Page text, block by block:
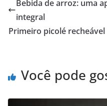
Bebida de arroz: uma
integral
Primeiro picolé
Você pode